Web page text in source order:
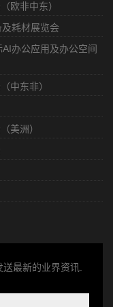
欧非中东）
耗材展览会
办公应用及办公空间
中东非）
美洲）
最新的业界资讯.